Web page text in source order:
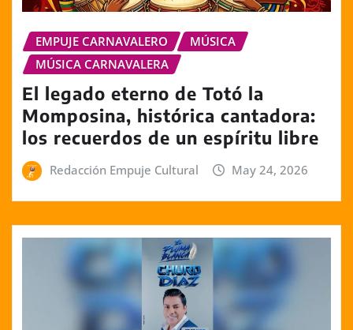
EMPUJE CARNAVALERO
MÚSICA
MÚSICA CARNAVALERA
El legado eterno de Totó la
Momposina, histórica cantadora:
los recuerdos de un espíritu libre
Redacción Empuje Cultural May 24, 2026